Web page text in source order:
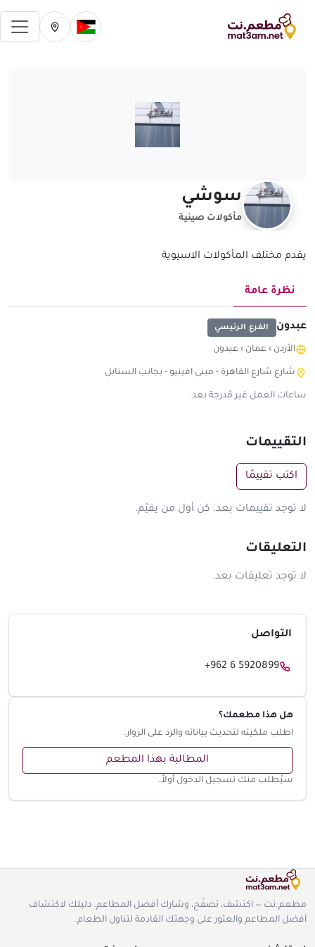
تغيير الدولة الحالية
تغيير المدينة
سوشي
مأكولات صينية
يقدم مختلف المأكولات الاسيوية
نظرة عامة
عبدون الفرع الرئيسي
الأردن › عمان › عبدون
شارع شارع القاهرة - مبنى افينيو - بجانب السنابل
ساعات العمل غير مُدرجة بعد.
التقييمات
اكتب تقييمًا
لا توجد تقييمات بعد. كن أول من يقيّم.
التعليقات
لا توجد تعليقات بعد.
التواصل
+962 6 5920899
هل هذا مطعمك؟
اطلب ملكيته لتحديث بياناته والرد على الزوار.
المطالبة بهذا المطعم
سيُطلب منك تسجيل الدخول أولاً.
مطعم.نت — اكتشف، تصفّح، وشارك أفضل المطاعم. دليلك لاكتشاف
أفضل المطاعم والعثور على وجهتك القادمة لتناول الطعام.